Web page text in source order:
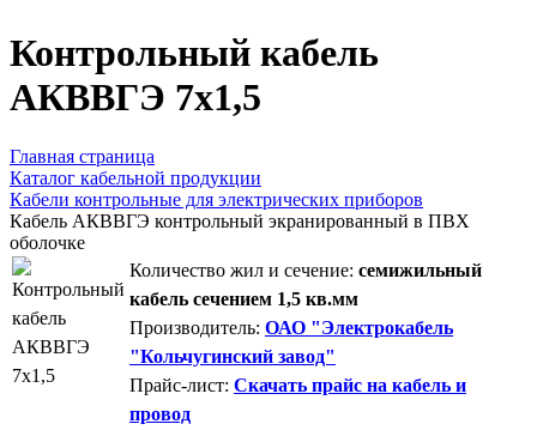
Контрольный кабель
AКВВГЭ 7х1,5
Главная страница
Каталог кабельной продукции
Кабели контрольные для электрических приборов
Кабель АКВВГЭ контрольный экранированный в ПВХ
оболочке
Количество жил и сечение: семижильный
кабель сечением 1,5 кв.мм
Производитель: ОАО "Электрокабель
"Кольчугинский завод"
Прайс-лист: Скачать прайс на кабель и
провод